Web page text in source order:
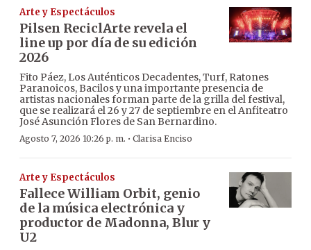
Arte y Espectáculos
Pilsen ReciclArte revela el
line up por día de su edición
2026
Fito Páez, Los Auténticos Decadentes, Turf, Ratones
Paranoicos, Bacilos y una importante presencia de
artistas nacionales forman parte de la grilla del festival,
que se realizará el 26 y 27 de septiembre en el Anfiteatro
José Asunción Flores de San Bernardino.
Agosto 7, 2026 10:26 p. m. · Clarisa Enciso
Arte y Espectáculos
Fallece William Orbit, genio
de la música electrónica y
productor de Madonna, Blur y
U2